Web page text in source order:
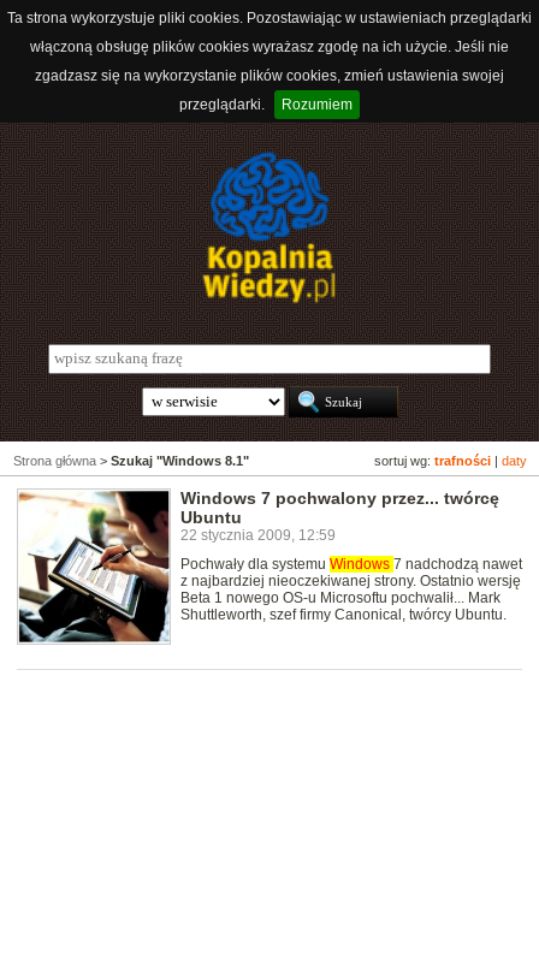
Ta strona wykorzystuje pliki cookies. Pozostawiając w ustawieniach przeglądarki
włączoną obsługę plików cookies wyrażasz zgodę na ich użycie. Jeśli nie
zgadzasz się na wykorzystanie plików cookies, zmień ustawienia swojej
przeglądarki.
Rozumiem
sortuj wg: trafności daty
Strona główna > Szukaj "Windows 8.1"
Windows 7 pochwalony przez... twórcę
Ubuntu
22 stycznia 2009, 12:59
Pochwały dla systemu Windows 7 nadchodzą nawet
z najbardziej nieoczekiwanej strony. Ostatnio wersję
Beta 1 nowego OS-u Microsoftu pochwalił... Mark
Shuttleworth, szef firmy Canonical, twórcy Ubuntu.